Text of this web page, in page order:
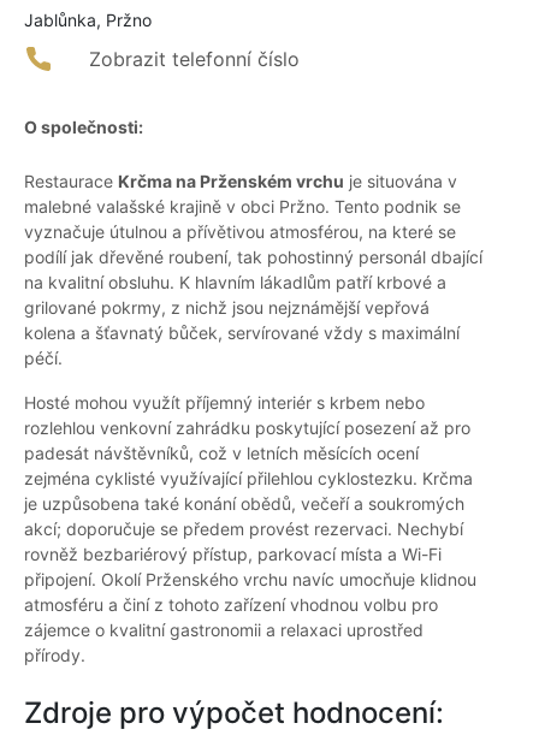
Jablůnka, Pržno
Zobrazit telefonní číslo
O společnosti:
Restaurace Krčma na Prženském vrchu je situována v
malebné valašské krajině v obci Pržno. Tento podnik se
vyznačuje útulnou a přívětivou atmosférou, na které se
podílí jak dřevěné roubení, tak pohostinný personál dbající
na kvalitní obsluhu. K hlavním lákadlům patří krbové a
grilované pokrmy, z nichž jsou nejznámější vepřová
kolena a šťavnatý bůček, servírované vždy s maximální
péčí.
Hosté mohou využít příjemný interiér s krbem nebo
rozlehlou venkovní zahrádku poskytující posezení až pro
padesát návštěvníků, což v letních měsících ocení
zejména cyklisté využívající přilehlou cyklostezku. Krčma
je uzpůsobena také konání obědů, večeří a soukromých
akcí; doporučuje se předem provést rezervaci. Nechybí
rovněž bezbariérový přístup, parkovací místa a Wi-Fi
připojení. Okolí Prženského vrchu navíc umocňuje klidnou
atmosféru a činí z tohoto zařízení vhodnou volbu pro
zájemce o kvalitní gastronomii a relaxaci uprostřed
přírody.
Zdroje pro výpočet hodnocení: